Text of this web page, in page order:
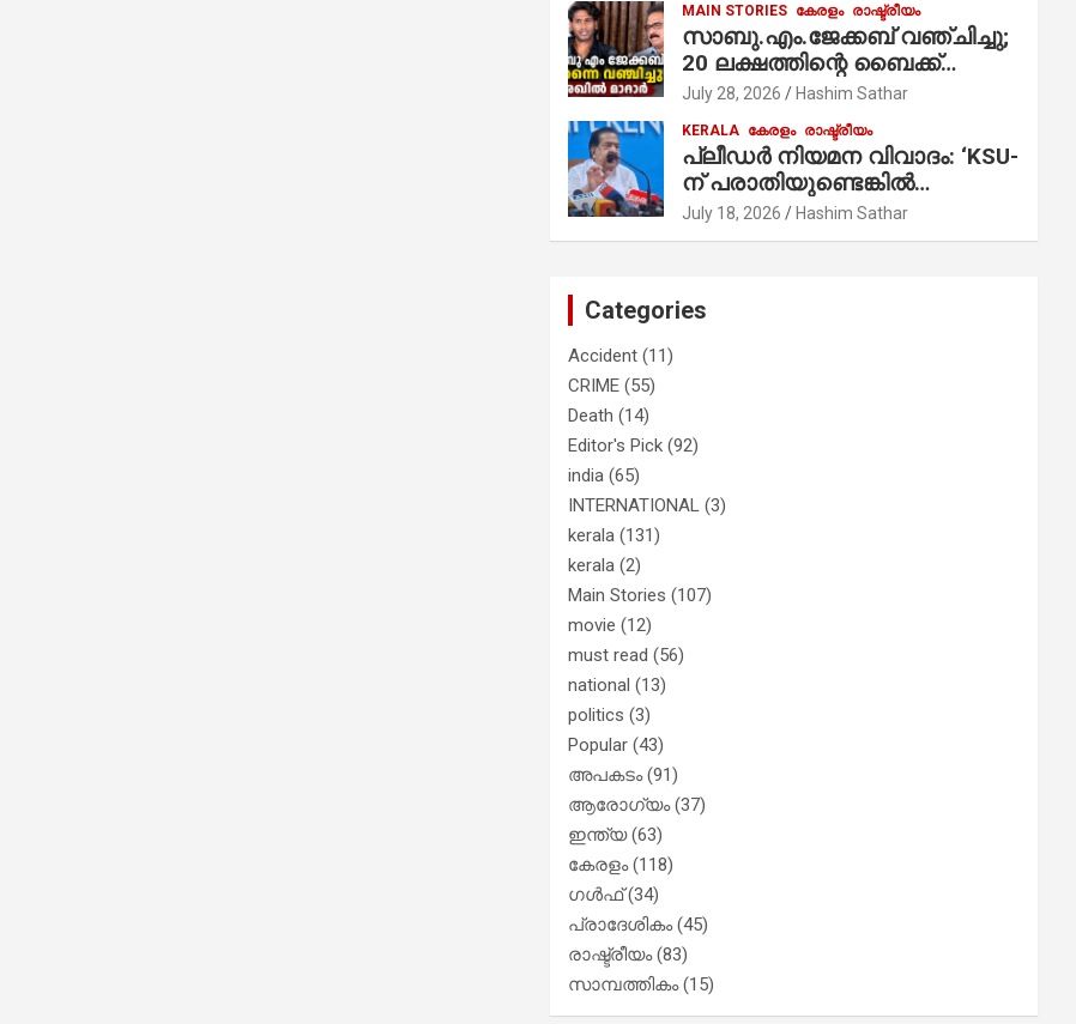
MAIN STORIES കേരളം രാഷ്ട്രീയം
സാബു.എം.ജേക്കബ് വഞ്ചിച്ചു;
20 ലക്ഷത്തിന്റെ ബൈക്ക്
വിറ്റാണ് തൃക്കാക്കരയില്‍
മത്സരിച്ചത്! പ്രചാരണത്തിന്
രണ്ടേ രണ്ടുപേര്‍ മാത്രമാണ്
ഉണ്ടായിരുന്നത്; സാബുവിന്റേത്
വ്യക്തിപരമായ നേട്ടത്തിനുള്ള
പാര്‍ട്ടി; ഇപ്പോള്‍ ഫോണ്‍
വിളിച്ചാല്‍ എടുക്കില്ല;
ദുരനുഭവങ്ങള്‍ തുറന്നടിച്ച്
അഖില്‍ മാരാര്‍ ട്വന്റി 20 വിട്ടു
July 28, 2026 Hashim Sathar
KERALA കേരളം രാഷ്ട്രീയം
പ്ലീഡർ നിയമന വിവാദം: ‘KSU-
ന് പരാതിയുണ്ടെങ്കിൽ
പരിശോധിക്കും’; രമേശ്
ചെന്നിത്തല
July 18, 2026 Hashim Sathar
Categories
Accident (11)
CRIME (55)
Death (14)
Editor's Pick (92)
india (65)
INTERNATIONAL (3)
kerala (131)
kerala (2)
Main Stories (107)
movie (12)
must read (56)
national (13)
politics (3)
Popular (43)
അപകടം(91)
ആരോഗ്യം(37)
ഇന്ത്യ(63)
കേരളം(118)
ഗൾഫ്(34)
പ്രാദേശികം(45)
രാഷ്ട്രീയം(83)
സാമ്പത്തികം(15)